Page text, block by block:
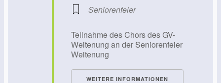
Seniorenfeier
Teilnahme des Chors des GV-
Weitenung an der Seniorenfeier
Weitenung
WEITERE INFORMATIONEN